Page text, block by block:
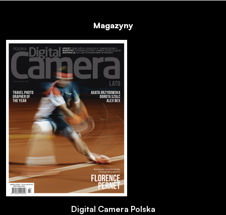
Magazyny
Digital Camera Polska